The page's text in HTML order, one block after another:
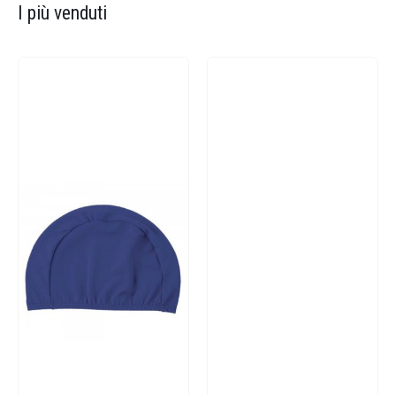
I più venduti